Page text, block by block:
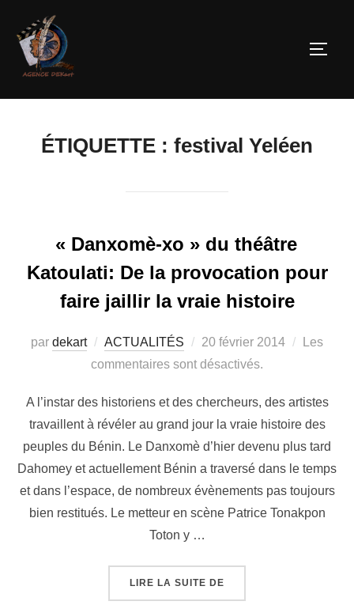
ÉTIQUETTE : festival Yeléen
« Danxomè-xo » du théâtre
Katoulati: De la provocation pour
faire jaillir la vraie histoire
par dekart ACTUALITÉS 20 février 2014
Les
commentaires sont désactivés.
A l’instar des historiens et des chercheurs, des artistes
travaillent à révéler au grand jour la vraie histoire des
peuples du Bénin. Le Danxomè d’hier devenu plus tard
Dahomey et actuellement Bénin a traversé dans le temps
et dans l’espace, de nombreux évènements pas toujours
bien restitués. Le metteur en scène Patrice Tonakpon
Toton y …
LIRE LA SUITE DE